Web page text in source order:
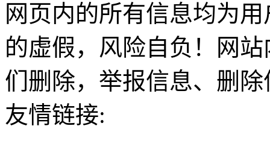
网页内的所有信息均为
的虚假，风险自负！网
们删除，举报信息、删
友情链接: